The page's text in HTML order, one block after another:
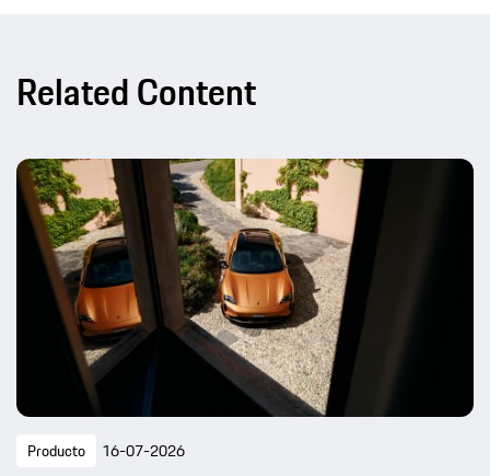
Related Content
Producto 16-07-2026